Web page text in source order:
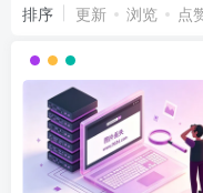
排序 更新 浏览 点